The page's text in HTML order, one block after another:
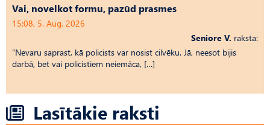
Vai, novelkot formu, pazūd prasmes
15:08, 5. Aug, 2026
Seniore V. raksta:
“Nevaru saprast, kā policists var nosist cilvēku. Jā, neesot bijis
darbā, bet vai policistiem neiemāca, […]
Lasītākie raksti